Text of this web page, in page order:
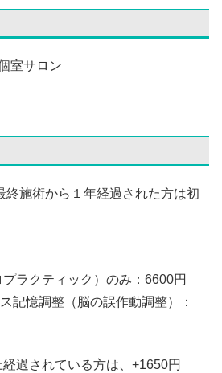
室サロン
施術から１年経過された方は初
ラクティック）のみ：6600円
記憶調整（脳の誤作動調整）：
過されている方は、+1650円